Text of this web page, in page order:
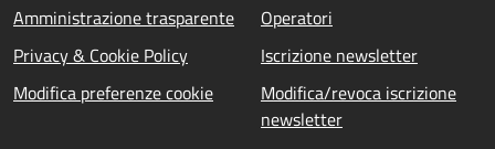
Amministrazione trasparente
Privacy & Cookie Policy
Modifica preferenze cookie
Operatori
Iscrizione newsletter
Modifica/revoca iscrizione
newsletter